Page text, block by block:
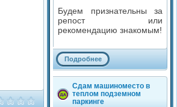
Будем признательны за
репост или
рекомендацию знакомым!
Подробнее
Комментариев: 0
Просмотров: 2 033
Сдам машиноместо в
теплом подземном
паркинге